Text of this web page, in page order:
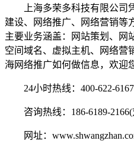
上海多荣多科技有限公司
建设、网络推广、网络营销等
主要业务涵盖：网站策划、网
空间域名、虚拟主机、网络营
海网络推广如何做信息，欢迎
24小时热线：400-622-6167
咨询热线：186-6189-2166(
网址：